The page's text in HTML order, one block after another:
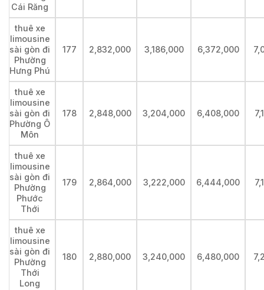
Cái Răng
thuê xe
limousine
sài gòn đi
Phường
Hưng Phú
177 2,832,000 3,186,000 6,372,000
thuê xe
limousine
sài gòn đi
Phường Ô
Môn
178 2,848,000 3,204,000 6,408,000
thuê xe
limousine
sài gòn đi
Phường
Phước
Thới
179 2,864,000 3,222,000 6,444,000
thuê xe
limousine
sài gòn đi
Phường
Thới
Long
180 2,880,000 3,240,000 6,480,000